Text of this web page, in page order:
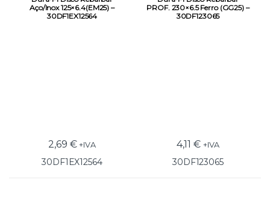
Aço/Inox 125×6.4(EM25) –
30DF1EX12564
2,69 € +IVA
30DF1EX12564
PROF. 230×6.5 Ferro (GG25) –
30DF123065
4,11€ +IVA
30DF123065